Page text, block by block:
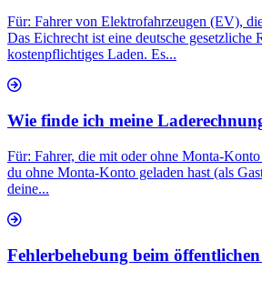
Für: Fahrer von Elektrofahrzeugen (EV),
Das Eichrecht ist eine deutsche gesetzliche
kostenpflichtiges Laden. Es...
Wie finde ich meine
Für: Fahrer, die mit oder ohne Monta-Konto
du ohne Monta-Konto geladen hast (als
deine...
Fehlerbehebung beim